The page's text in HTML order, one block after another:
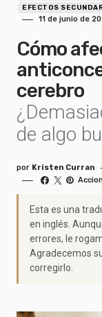
EFECTOS
11 de junio de
Cómo
cerebro
de algo
por Kristen Curran
Esta es una
en inglés.
errores, le
Agradecemos
corregirlo.